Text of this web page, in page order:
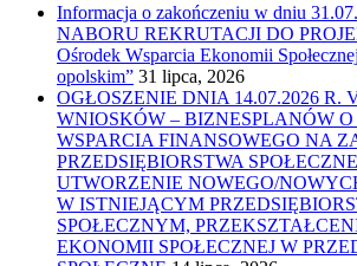
Informacja o zakończeniu w dniu
NABORU REKRUTACJI DO
Ośrodek Wsparcia Ekonomii
opolskim” 31 lipca, 2026
OGŁOSZENIE DNIA 14.07.2026 R.
WNIOSKÓW – BIZNESPLANÓW
WSPARCIA FINANSOWEGO NA
PRZEDSIĘBIORSTWA
UTWORZENIE NOWEGO/
W ISTNIEJĄCYM
SPOŁECZNYM,
EKONOMII SPOŁECZNEJ W